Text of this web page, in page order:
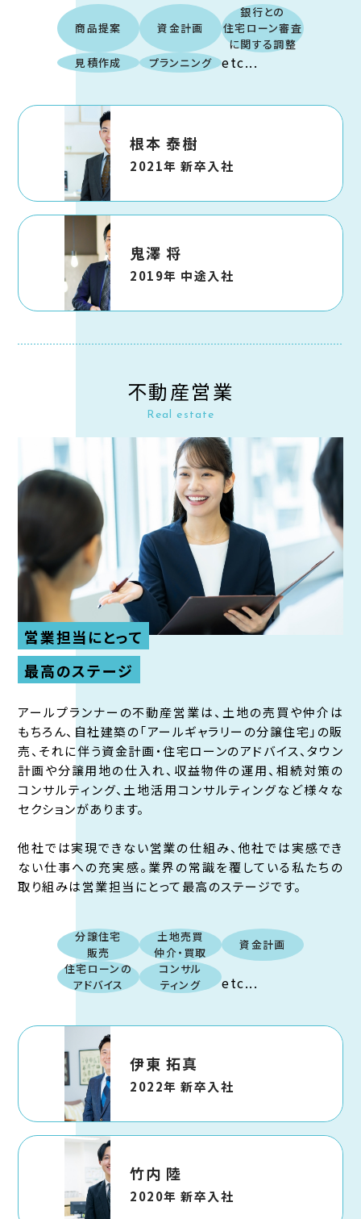
商品提案 資金計画
銀行との
住宅ローン審査
に関する調整
見積作成
プランニング etc...
根本 泰樹
2021年 新卒入社
鬼澤 将
2019年 中途入社
不動産営業
Real estate
営業担当にとって
最高のステージ
アールプランナーの不動産営業は、土地の売買や仲介は
もちろん、自社建築の「アールギャラリーの分譲住宅」の販
売、それに伴う資金計画・住宅ローンのアドバイス、タウン
計画や分譲用地の仕入れ、収益物件の運用、相続対策の
コンサルティング、土地活用コンサルティングなど様々な
セクションがあります。
他社では実現できない営業の仕組み、他社では実感でき
ない仕事への充実感。業界の常識を覆している私たちの
取り組みは営業担当にとって最高のステージです。
分譲住宅
販売
土地売買
仲介・買取
資金計画
住宅ローンの
アドバイス
コンサル
ティング
etc...
伊東 拓真
2022年 新卒入社
竹内 陸
2020年 新卒入社